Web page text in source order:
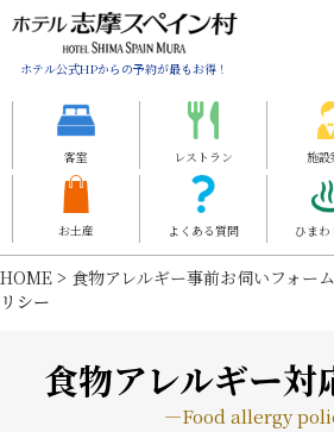
ホテル公式HPからの予約が最もお得！
客室 レストラン 施設
お土産 よくある質問 ひま
HOME > 食物アレルギー事前お伺いフォーム
リシー
食物アレルギー対
―Food allergy